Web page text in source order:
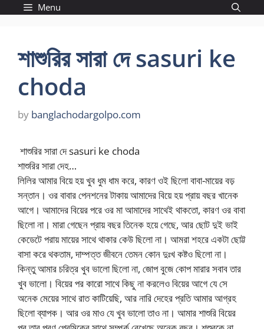
Menu
শাশুরির সারা দে sasuri ke
choda
by banglachodargolpo.com
শাশুরির সারা দে sasuri ke choda
শাশুরির সারা দেহ…
লিলির আমার বিয়ে হয় খুব ধুম ধাম করে, কারণ ওই ছিলো বাবা-মায়ের বড়
সন্তান। ওর বাবার পেনশনের টাকায় আমাদের বিয়ে হয় প্রায় বছর খানেক
আগে। আমাদের বিয়ের পরে ওর মা আমাদের সাথেই থাকতো, কারণ ওর বাবা
ছিলো না। মারা গেছেন প্রায় বছর তিনেক হয়ে গেছে, আর ছোট দুই ভাই
কেডেটে পরায় মায়ের সাথে থাকার কেউ ছিলো না। আমরা শহরে একটা ছোট্ট
বাসা করে থকতাম, দাম্পত্ত জীবনে তেমন কোন দুঃখ কষ্টও ছিলো না।
কিন্তু আমার চরিত্র খুব ভালো ছিলো না, জোপ বুজে কোপ মারার সবাব তার
খুব ভালো। বিয়ের পর কারো সাথে কিছু না করলেও বিয়ের আগে যে সে
অনেক মেয়ের সাথে রাত কাটিয়েছি, আর নারি দেহের প্রতি আমার আগ্রহ
ছিলো ব্যাপক। আর ওর মাও যে খুব ভালো তাও না। আমার শাশুরি বিয়ের